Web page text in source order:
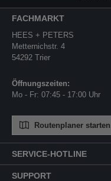
SERVICE-HOTLINE
SUPPORT
FACHMARKT
HEES + PETERS
Metternichstr. 4
54292 Trier
Öffnungszeiten:
Mo - Fr: 07:45 - 17:00 Uhr
Routenplaner starten